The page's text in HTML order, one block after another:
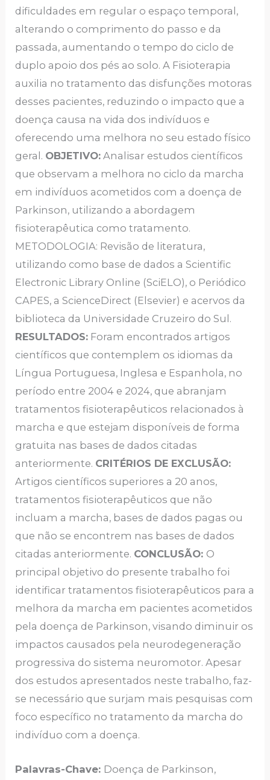
dificuldades em regular o espaço temporal,
alterando o comprimento do passo e da
passada, aumentando o tempo do ciclo de
duplo apoio dos pés ao solo. A Fisioterapia
auxilia no tratamento das disfunções motoras
desses pacientes, reduzindo o impacto que a
doença causa na vida dos indivíduos e
oferecendo uma melhora no seu estado físico
geral. OBJETIVO: Analisar estudos científicos
que observam a melhora no ciclo da marcha
em indivíduos acometidos com a doença de
Parkinson, utilizando a abordagem
fisioterapêutica como tratamento.
METODOLOGIA: Revisão de literatura,
utilizando como base de dados a Scientific
Electronic Library Online (SciELO), o Periódico
CAPES, a ScienceDirect (Elsevier) e acervos da
biblioteca da Universidade Cruzeiro do Sul.
RESULTADOS: Foram encontrados artigos
científicos que contemplem os idiomas da
Língua Portuguesa, Inglesa e Espanhola, no
período entre 2004 e 2024, que abranjam
tratamentos fisioterapêuticos relacionados à
marcha e que estejam disponíveis de forma
gratuita nas bases de dados citadas
anteriormente. CRITÉRIOS DE EXCLUSÃO:
Artigos científicos superiores a 20 anos,
tratamentos fisioterapêuticos que não
incluam a marcha, bases de dados pagas ou
que não se encontrem nas bases de dados
citadas anteriormente. CONCLUSÃO: O
principal objetivo do presente trabalho foi
identificar tratamentos fisioterapêuticos para a
melhora da marcha em pacientes acometidos
pela doença de Parkinson, visando diminuir os
impactos causados pela neurodegeneração
progressiva do sistema neuromotor. Apesar
dos estudos apresentados neste trabalho, faz-
se necessário que surjam mais pesquisas com
foco específico no tratamento da marcha do
indivíduo com a doença.
Palavras-Chave: Doença de Parkinson,